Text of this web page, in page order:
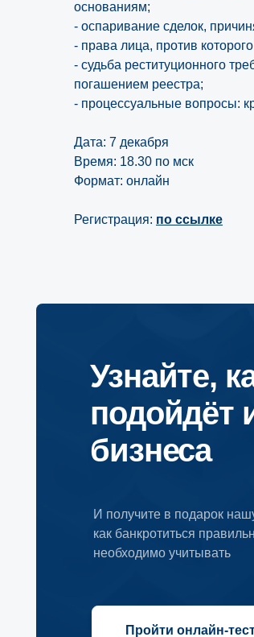
основаниям;
- оспаривание сделок,
- права лица, против
- судьба реституционного
погашением реестра;
- процессуальные вопросы:
Дата: 7 декабря
Время: 18.30 по мск
Формат: онлайн
Регистрация: по ссылке
И получите в подарок нашу
как банкротиться правильно и
необходимо учитывать